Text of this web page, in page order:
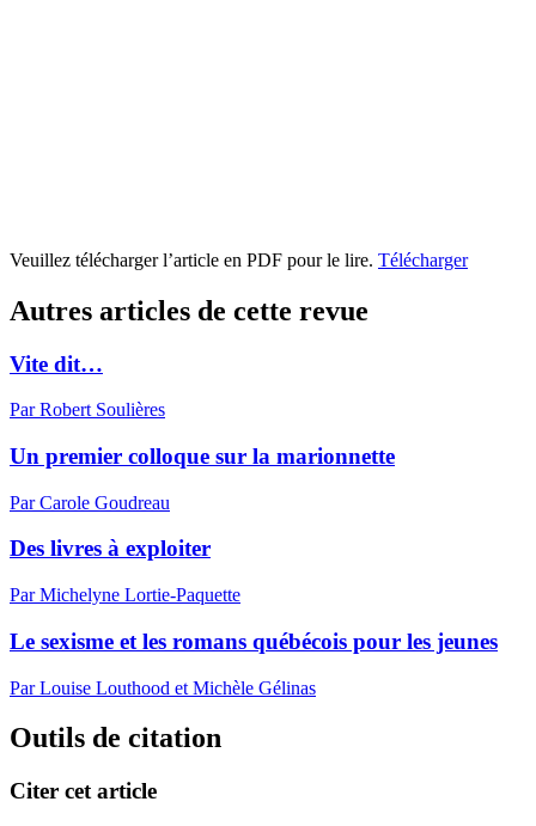
Veuillez télécharger l’article en PDF pour le lire. Télécharger
Autres articles de cette revue
Vite dit…
Par Robert Soulières
Un premier colloque sur la marionnette
Par Carole Goudreau
Des livres à exploiter
Par Michelyne Lortie-Paquette
Le sexisme et les romans québécois pour les jeunes
Par Louise Louthood et Michèle Gélinas
Outils de citation
Citer cet article